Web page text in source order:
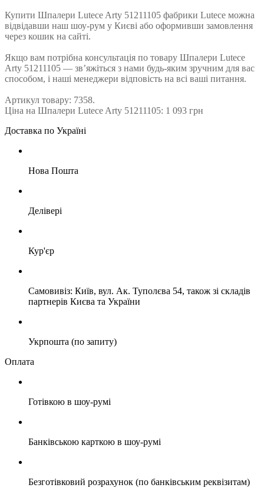
Купити Шпалери Lutece Arty 51211105 фабрики Lutece можна
відвідавши наш шоу-рум у Києві або оформивши замовлення
через кошик на сайті.
Якщо вам потрібна консультація по товару Шпалери Lutece
Arty 51211105 — зв’яжіться з нами будь-яким зручним для вас
способом, і наші менеджери відповість на всі ваші питання.
Артикул товару: 7358.
Ціна на Шпалери Lutece Arty 51211105: 1 093 грн
Доставка по Україні
Нова Пошта
Делівері
Кур'єр
Самовивіз: Київ, вул. Ак. Туполєва 54, також зі складів
партнерів Києва та України
Укрпошта (по запиту)
Оплата
Готівкою в шоу-румі
Банківською карткою в шоу-румі
Безготівковий розрахунок (по банківським реквізитам)